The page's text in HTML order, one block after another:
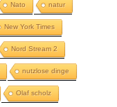
Nato natur
New York Times
Nord Stream 2
nutzlose dinge
Olaf scholz